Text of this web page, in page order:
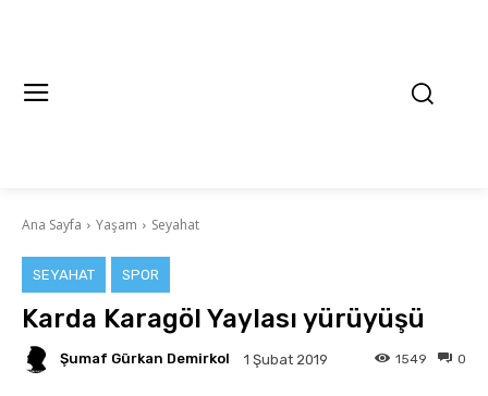
Ana Sayfa Yaşam Seyahat
SEYAHAT SPOR
Karda Karagöl Yaylası yürüyüşü
Şumaf Gürkan Demirkol 1 Şubat 2019 0
1549